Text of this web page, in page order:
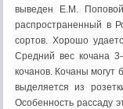
выведен Е.М.
распространенный в
сортов. Хорошо
Средний вес кочана
кочанов. Кочаны могут
выделяется из
Особенность рассаду